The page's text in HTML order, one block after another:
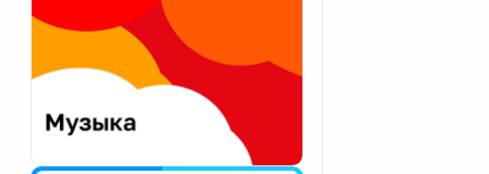
Екатеринбург
Калининград
Калуга